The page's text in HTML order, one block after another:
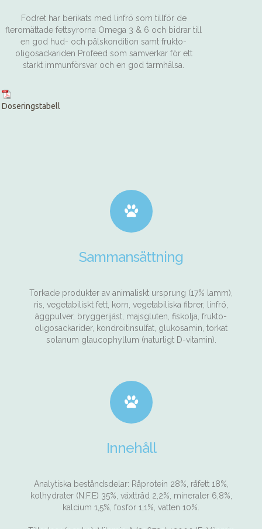
Fodret har berikats med linfrö som tillför de
fleromättade fettsyrorna Omega 3 & 6 och bidrar till
en god hud- och pälskondition samt frukto-
oligosackariden Profeed som samverkar för ett
starkt immunförsvar och en god tarmhälsa.
Doseringstabell
Sammansättning
Torkade produkter av animaliskt ursprung (17% lamm),
ris, vegetabiliskt fett, korn, vegetabiliska fibrer, linfrö,
äggpulver, bryggerijäst, majsgluten, fiskolja, frukto-
oligosackarider, kondroitinsulfat, glukosamin, torkat
solanum glaucophyllum (naturligt D-vitamin).
Innehåll
Analytiska beståndsdelar: Råprotein 28%, råfett 18%,
kolhydrater (N.F.E) 35%, växttråd 2,2%, mineraler 6,8%,
kalcium 1,5%, fosfor 1,1%, vatten 10%.